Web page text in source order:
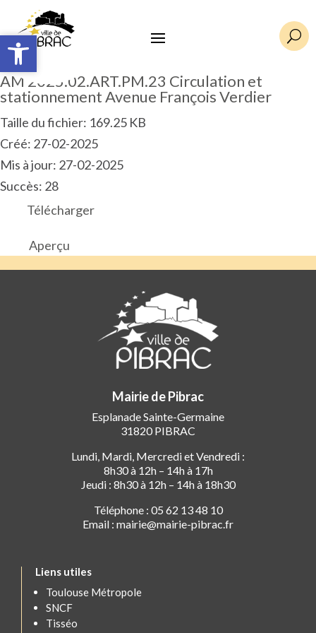
Ouvrir la barre d’outils U
AM 2025.02.ART.PM.23 Circulation et
stationnement Avenue François Verdier
Taille du fichier: 169.25 KB
Créé: 27-02-2025
Mis à jour: 27-02-2025
Succès: 28
Télécharger
Aperçu
Mairie de Pibrac
Esplanade Sainte-Germaine
31820 PIBRAC
Lundi, Mardi, Mercredi et Vendredi :
8h30 à 12h – 14h à 17h
Jeudi : 8h30 à 12h – 14h à 18h30
Téléphone : 05 62 13 48 10
Email : mairie@mairie-pibrac.fr
Liens utiles
Toulouse Métropole
SNCF
Tisséo
Ouvrir la barre d’outils